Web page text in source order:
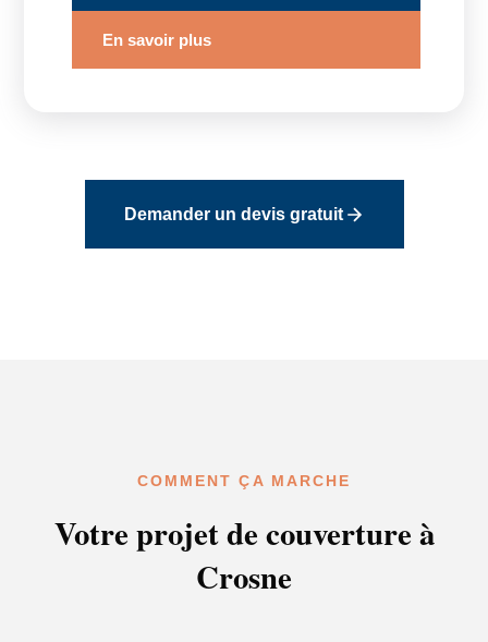
En savoir plus
Demander un devis gratuit
COMMENT ÇA MARCHE
Votre projet de couverture à
Crosne